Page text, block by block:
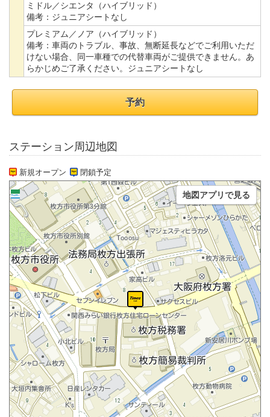
ミドル／シエンタ（ハイブリッド）
備考： ジュニアシートなし
プレミアム／ノア（ハイブリッド）
備考： 車両のトラブル、事故、無断延長などでご利用いただ
けない場合、同一車種での代替車両がご提供できません。あ
らかじめご了承ください。ジュニアシートなし
予約
ステーション周辺地図
新規オープン 閉鎖予定
地図アプリで見る